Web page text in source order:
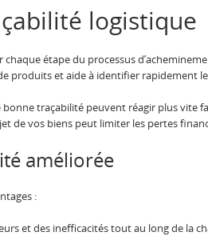
logistique
étape du processus
produits et aide à identifier rapidement
traçabilité peuvent réagir plus vite
de vos biens peut limiter les pertes
améliorée
:
et des inefficacités tout au long de la